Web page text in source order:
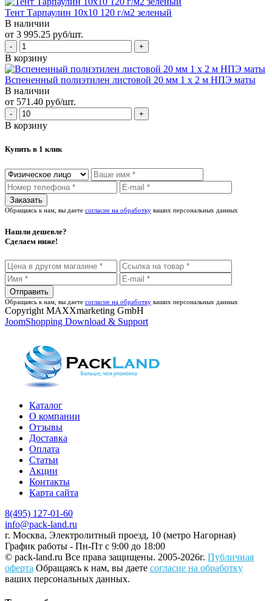
Тент Тарпаулин 10х10 120 г/м2 зеленый
В наличии
от 3 995.25 руб/шт.
В корзину
Вспененный полиэтилен листовой 20 мм 1 х 2 м НПЭ маты
В наличии
от 571.40 руб/шт.
В корзину
Купить в 1 клик
Обращаясь к нам, вы даете согласие на обработку ваших персональных данных
Нашли дешевле?
Сделаем ниже!
Обращаясь к нам, вы даете согласие на обработку ваших персональных данных
Copyright MAXXmarketing GmbH
JoomShopping Download & Support
Каталог
О компании
Отзывы
Доставка
Оплата
Статьи
Акции
Контакты
Карта сайта
8(495) 127-01-60
info@pack-land.ru
г. Москва, Электролитный проезд, 10 (метро Нагорная)
График работы - Пн-Пт с 9:00 до 18:00
© pack-land.ru Все права защищены. 2005-2026г. Публичная
оферта Обращаясь к нам, вы даете согласие на обработку
ваших персональных данных.